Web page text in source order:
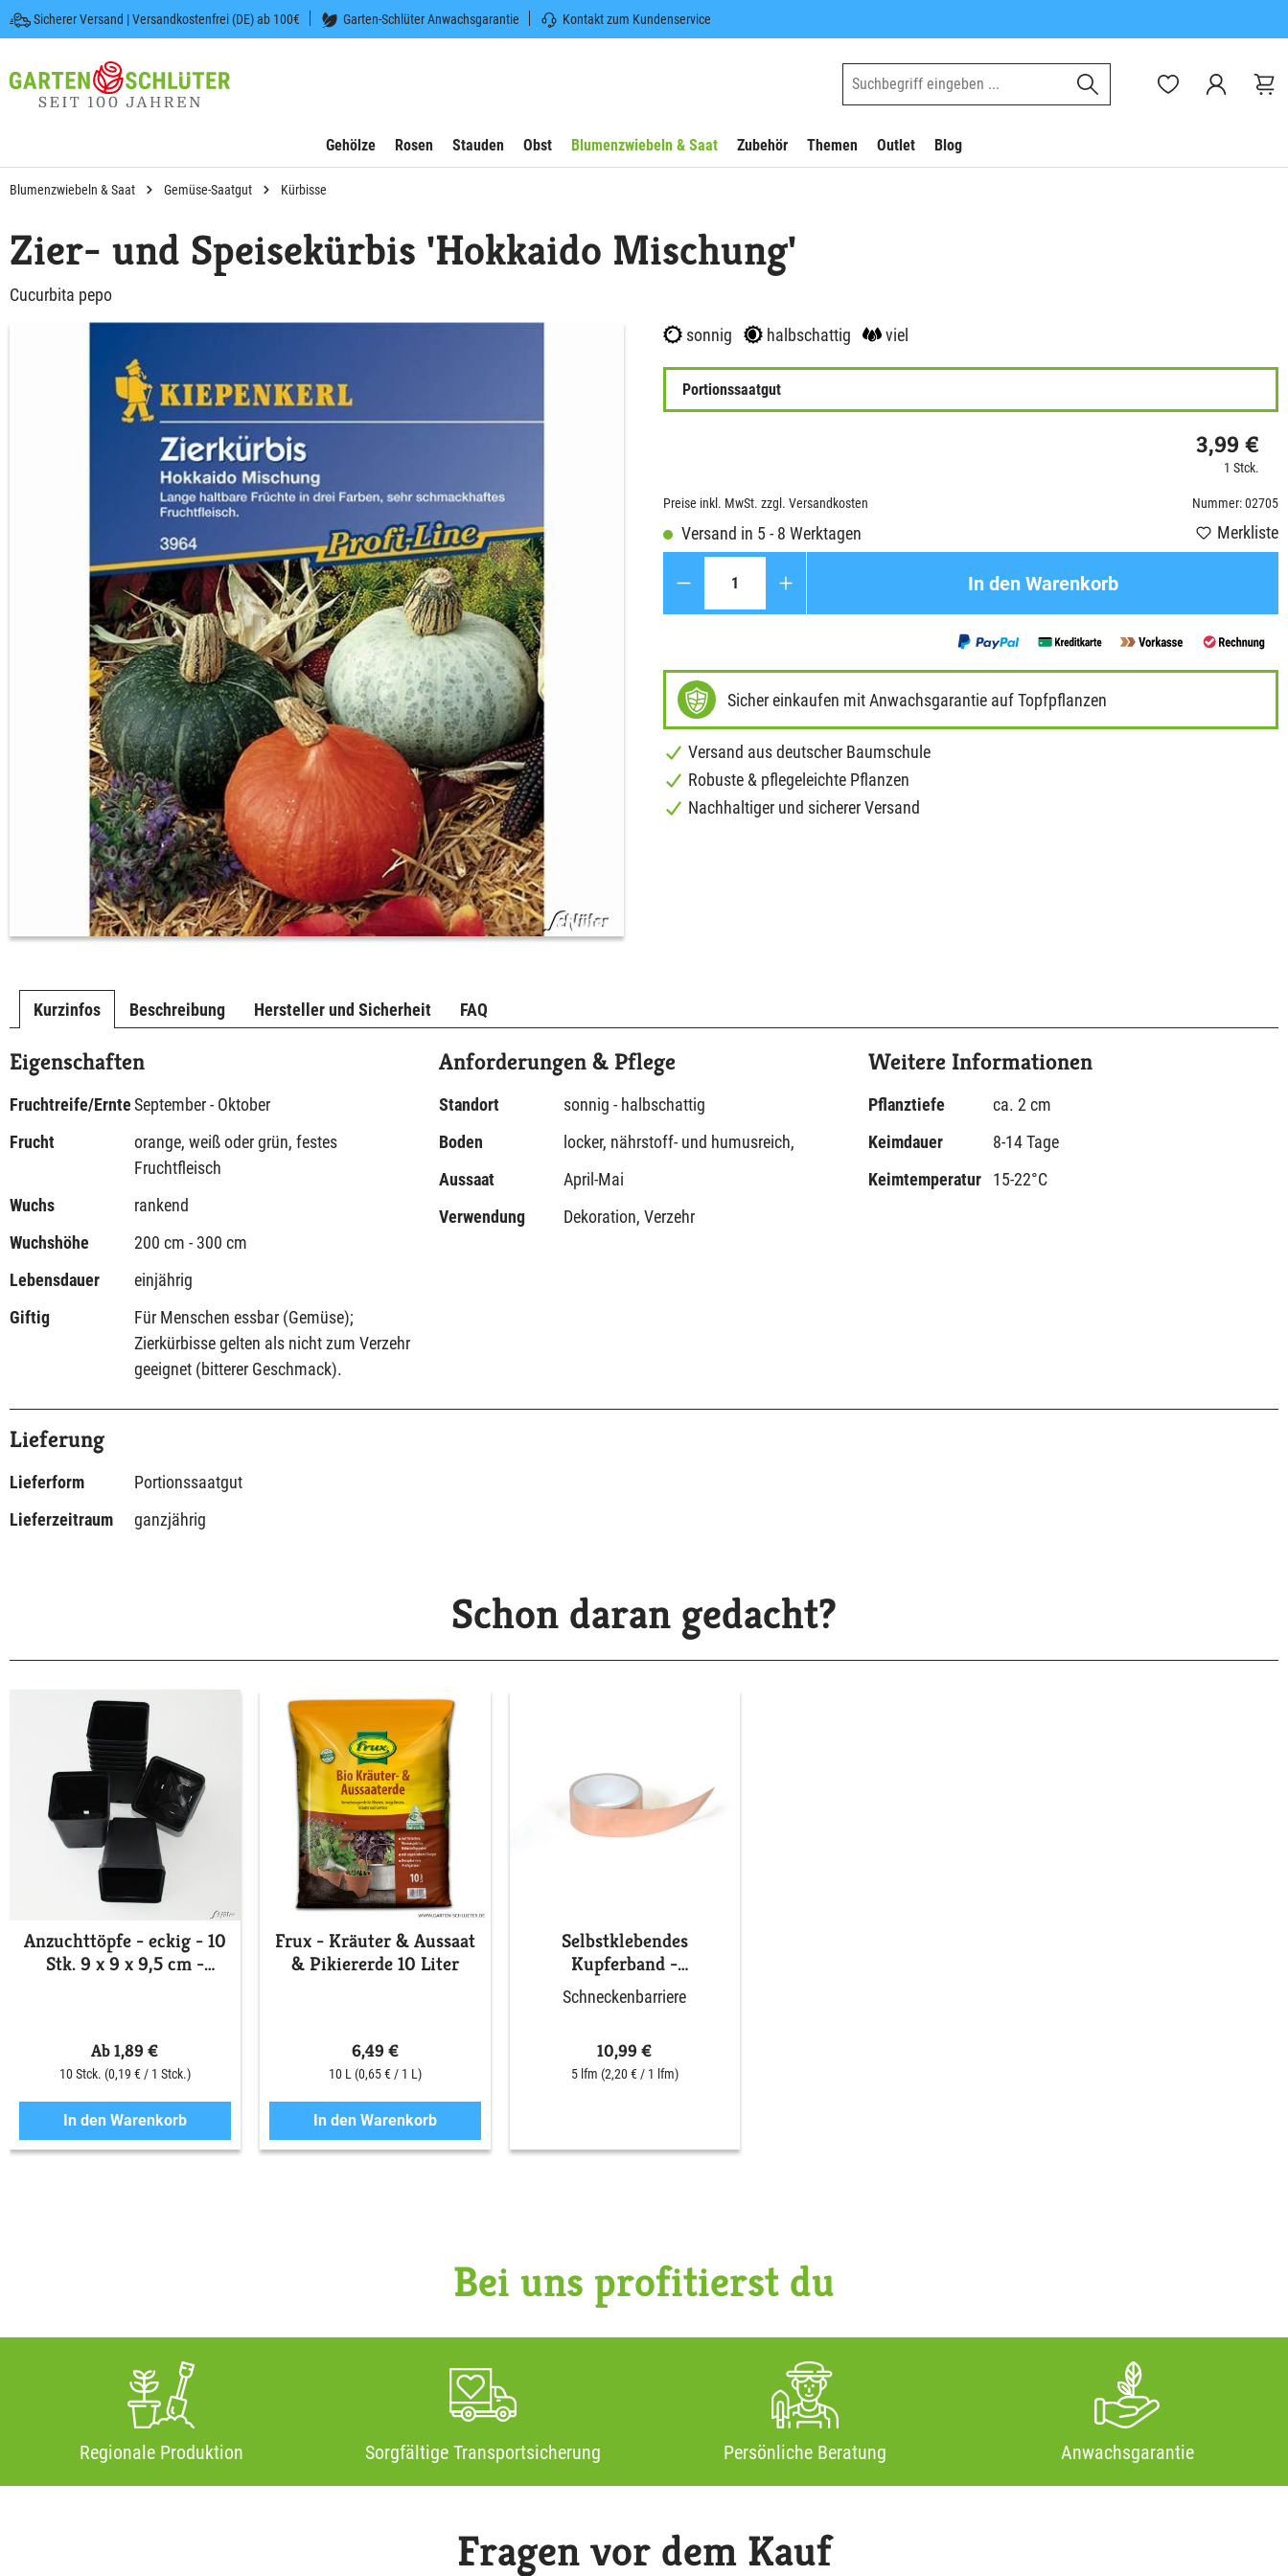
Zur Hauptnavigation springen
Sicherer Versand | Versandkostenfrei (DE) ab 100€ Garten-Schlüter Anwachsgarantie Kontakt zum Kundenservice
Gehölze Rosen Stauden Obst Blumenzwiebeln & Saat Zubehör Themen Outlet Blog
Blumenzwiebeln & Saat Gemüse-Saatgut Kürbisse
Zier- und Speisekürbis 'Hokkaido Mischung'
Cucurbita pepo
sonnig
halbschattig viel
Portionssaatgut
3,99 €
1 Stck.
Preise inkl. MwSt. zzgl. Versandkosten Nummer: 02705
Versand in 5 - 8 Werktagen
Merkliste
In den Warenkorb
Sicher einkaufen mit Anwachsgarantie auf Topfpflanzen
Versand aus deutscher Baumschule
Robuste & pflegeleichte Pflanzen
Nachhaltiger und sicherer Versand
Kurzinfos Beschreibung Hersteller und Sicherheit FAQ
Eigenschaften
Fruchtreife/ErnteSeptember - Oktober
Frucht
orange, weiß oder grün, festes
Fruchtfleisch
Wuchs
rankend
Wuchshöhe
200 cm - 300 cm
Lebensdauer
einjährig
Giftig
Für Menschen essbar (Gemüse);
Zierkürbisse gelten als nicht zum Verzehr
geeignet (bitterer Geschmack).
Anforderungen & Pflege
Standort
sonnig - halbschattig
Boden
locker, nährstoff- und humusreich,
Aussaat
April-Mai
Verwendung
Dekoration, Verzehr
Weitere Informationen
Pflanztiefe
ca. 2 cm
Keimdauer
8-14 Tage
Keimtemperatur
15-22°C
Lieferung
Lieferform
Portionssaatgut
Lieferzeitraum
ganzjährig
Schon daran gedacht?
Anzuchttöpfe - eckig - 10
Stk. 9 x 9 x 9,5 cm -
Ab 1,89 €
10 Stck. (0,19 € / 1 Stck.)
In den Warenkorb
Frux - Kräuter & Aussaat
& Pikiererde 10 Liter
6,49 €
10 L (0,65 € / 1 L)
In den Warenkorb
Selbstklebendes
Kupferband -
Schneckenbarriere
Schneckenbarriere
10,99 €
5 lfm (2,20 € / 1 lfm)
Bei uns profitierst du
Regionale Produktion Sorgfältige Transportsicherung Persönliche Beratung Anwachsgarantie
Fragen vor dem Kauf